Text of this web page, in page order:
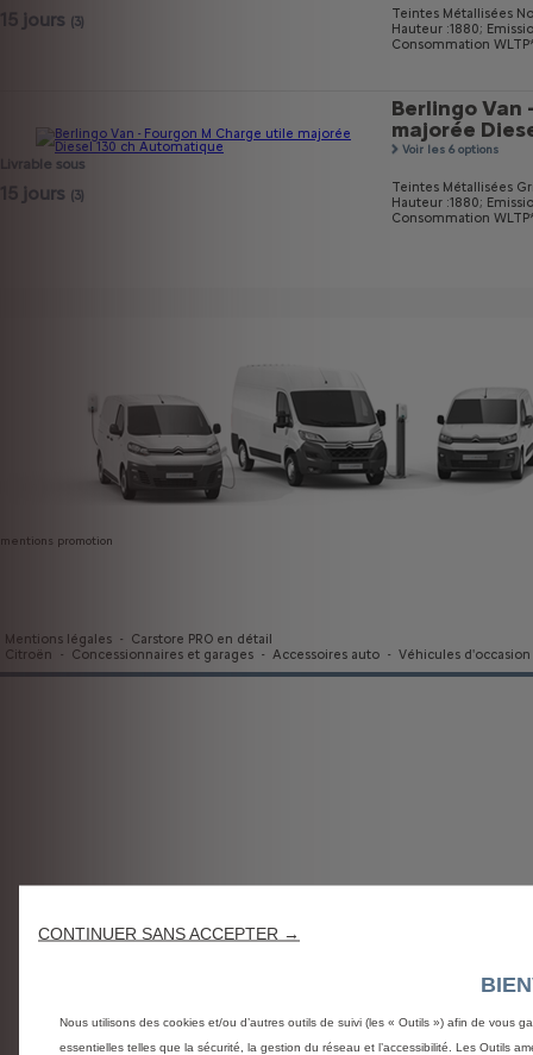
15 jours (3)
Teintes Métallisées
Hauteur :1880;
Consommation
Livrable sous
15 jours (3)
Berlingo Van
majorée
Voir les 6 options
Teintes Métallisées
Hauteur :1880;
Consommation
mentions promotion
Mentions légales -
Carstore PRO en détail
Citroën
- Concessionnaires et garages - Accessoires auto - Véhicules d'occasion
CONTINUER SANS ACCEPTER →
Nous utilisons des cookies et/ou d’autres outils de suivi (les « Outils ») afin de vous
essentielles telles que la sécurité, la gestion du réseau et l’accessibilité. Les Outils